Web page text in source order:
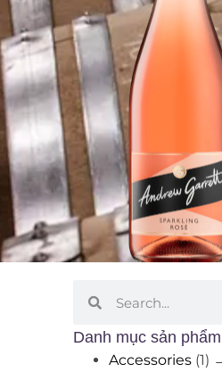
Danh mục sản phẩm
Accessories (1)